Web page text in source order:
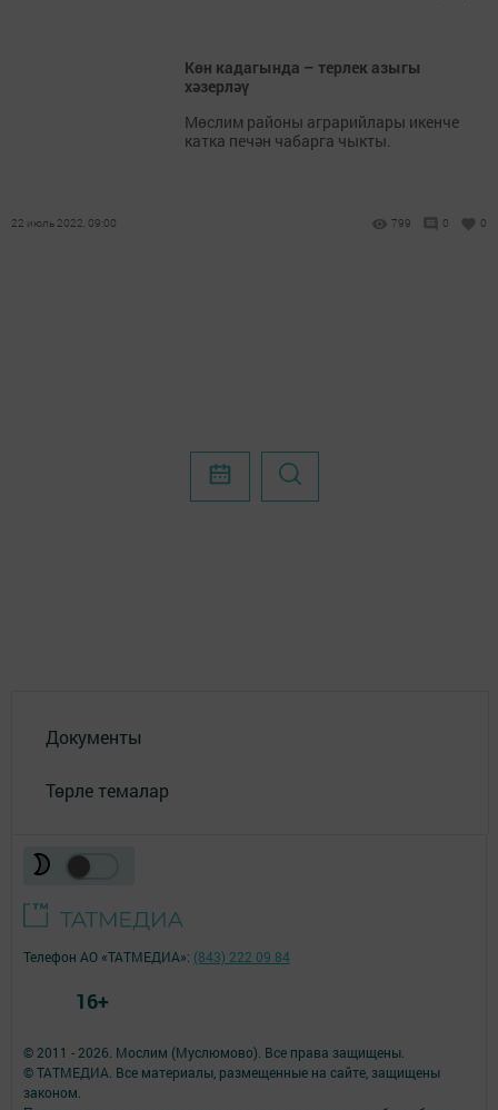
Көн кадагында – терлек азыгы
хәзерләү
Мөслим районы аграрийлары икенче
катка печән чабарга чыкты.
22 июль 2022, 09:00 799 0 0
Документы
Төрле темалар
© 2011 - 2026. Мослим (Муслюмово). Все права защищены.
© ТАТМЕДИА. Все материалы, размещенные на сайте, защищены
законом.
Телефон АО «ТАТМЕДИА»: (843) 222 09 84
16+